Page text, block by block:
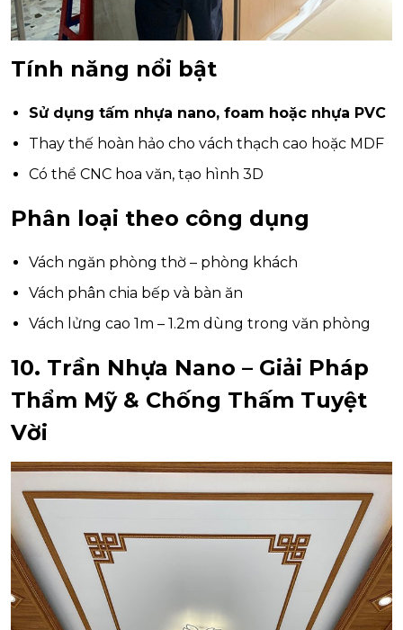
Tính năng nổi bật
Sử dụng tấm nhựa nano, foam hoặc nhựa PVC
Thay thế hoàn hảo cho vách thạch cao hoặc MDF
Có thể CNC hoa văn, tạo hình 3D
Phân loại theo công dụng
Vách ngăn phòng thờ – phòng khách
Vách phân chia bếp và bàn ăn
Vách lửng cao 1m – 1.2m dùng trong văn phòng
10. Trần Nhựa Nano – Giải Pháp
Thẩm Mỹ & Chống Thấm Tuyệt
Vời